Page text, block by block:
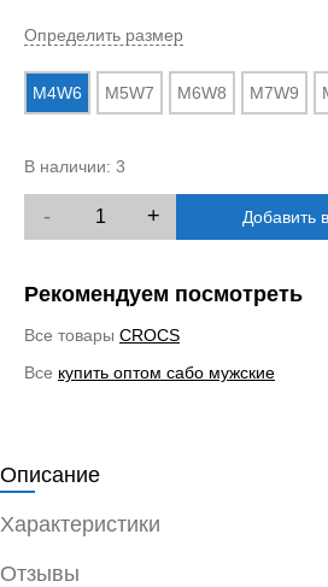
Определить размер
M4W6 M5W7 M6W8 M7W9
В наличии: 3
- + Добавить
Рекомендуем посмотреть
Все товары CROCS
Все купить оптом сабо мужские
Описание
Характеристики
Отзывы